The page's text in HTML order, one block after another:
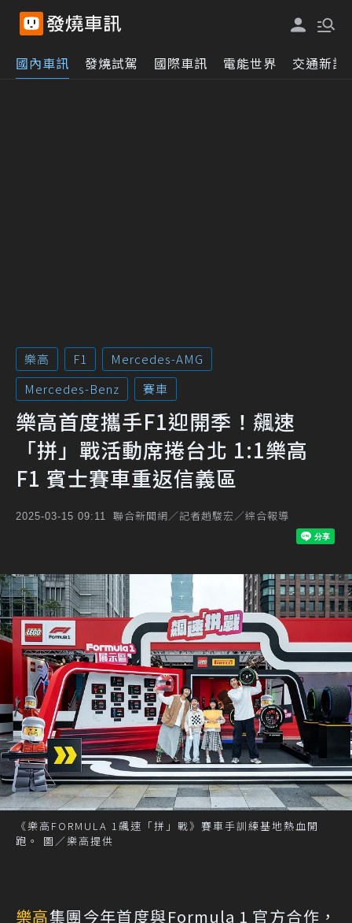
國內車訊 發燒試駕 國際車訊 電能世界 交通新訊
樂高 F1
Mercedes-AMG
Mercedes-Benz
賽車
樂高首度攜手F1迎開季！飆速
「拼」戰活動席捲台北 1:1樂高
F1 賓士賽車重返信義區
2025-03-15 09:11 聯合新聞網／記者趙駿宏／綜合報導
《樂高FORMULA 1飆速「拼」戰》賽車手訓練基地熱血開
跑。 圖／樂高提供
樂高集團今年首度與Formula 1 官方合作，